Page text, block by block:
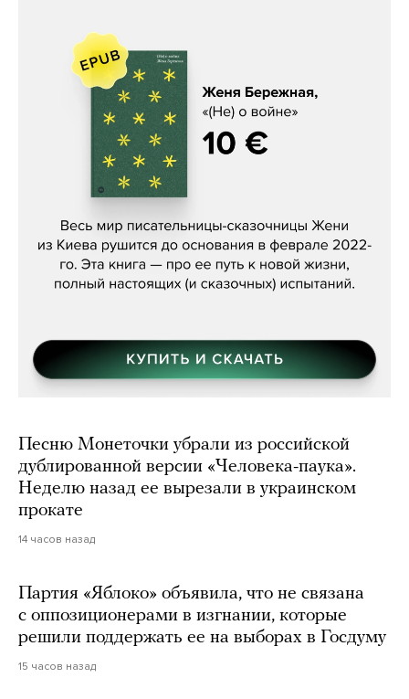
Женя Бережная, «(Не) о войне»
Песню Монеточки убрали из российской
дублированной версии «Человека-паука».
Неделю назад ее вырезали в украинском
прокате
14 часов назад
Партия «Яблоко» объявила, что не связана
с оппозиционерами в изгнании, которые
решили поддержать ее на выборах в Госдуму
15 часов назад